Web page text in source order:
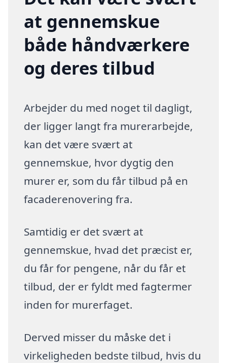
at gennemskue
både håndværkere
og deres tilbud
Arbejder du med noget til dagligt,
der ligger langt fra murerarbejde,
kan det være svært at
gennemskue, hvor dygtig den
murer er, som du får tilbud på en
facaderenovering fra.
Samtidig er det svært at
gennemskue, hvad det præcist er,
du får for pengene, når du får et
tilbud, der er fyldt med fagtermer
inden for murerfaget.
Derved misser du måske det i
virkeligheden bedste tilbud, hvis du